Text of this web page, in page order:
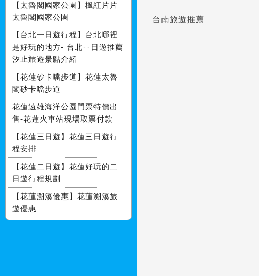
台南旅遊推薦
【太魯閣國家公園】楓紅片片
太魯閣國家公園
【台北一日遊行程】台北哪裡
是好玩的地方- 台北ㄧ日遊推薦
汐止旅遊景點介紹
【花蓮砂卡噹步道】花蓮太魯
閣砂卡噹步道
花蓮遠雄海洋公園門票特價出
售-花蓮火車站現場取票付款
【花蓮三日遊】花蓮三日遊行
程安排
【花蓮二日遊】花蓮好玩的二
日遊行程規劃
【花蓮溯溪優惠】花蓮溯溪旅
遊優惠